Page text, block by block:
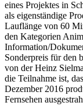
eines Projektes in
als eigenständige
Lauflänge von 60
den Kategorien
Information/
Sonderpreis für den
von der Heinz
die Teilnahme ist,
Dezember 2016
Fernsehen